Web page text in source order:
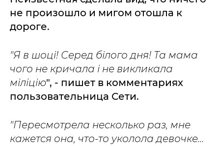
не произошло и мигом отошла к
дороге.
"Я в шоці! Серед білого дня! Та мама
чого не кричала і не викликала
міліцію", - пишет в комментариях
пользовательница Сети.
"Пересмотрела несколько раз, мне
кажется она, что-то уколола девочке...